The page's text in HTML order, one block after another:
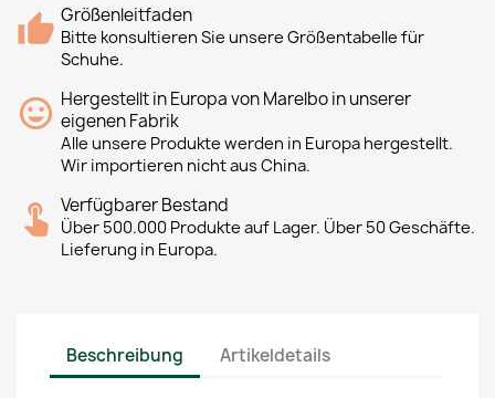
Größenleitfaden
Bitte konsultieren Sie unsere Größentabelle für
Schuhe.
Hergestellt in Europa von Marelbo in unserer
eigenen Fabrik
Alle unsere Produkte werden in Europa hergestellt.
Wir importieren nicht aus China.
Verfügbarer Bestand
Über 500.000 Produkte auf Lager. Über 50 Geschäfte.
Lieferung in Europa.
Beschreibung Artikeldetails